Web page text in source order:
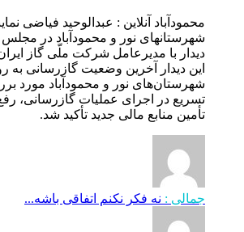
محمودآباد آنلاین : عبدالوحید فیاضی
شهرستانهای نور و محمودآباد در
دیدار با مدیرعامل شرکت ملّی گاز
این دیدار آخرین وضعیت گازرسانی به
شهرستان‌های نور و محمودآباد مورد
تسریع در اجرای عملیات گازرسانی،
تأمین منابع مالی جدید تأکید شد.
جمالی : نه فکر نکنم اتفاقی باشه...